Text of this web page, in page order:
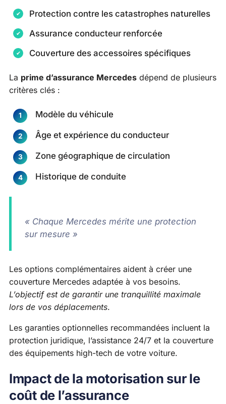
Protection contre les catastrophes naturelles
Assurance conducteur renforcée
Couverture des accessoires spécifiques
La prime d’assurance Mercedes dépend de plusieurs
critères clés :
Modèle du véhicule
Âge et expérience du conducteur
Zone géographique de circulation
Historique de conduite
« Chaque Mercedes mérite une protection
sur mesure »
Les options complémentaires aident à créer une
couverture Mercedes adaptée à vos besoins.
L’objectif est de garantir une tranquillité maximale
lors de vos déplacements.
Les garanties optionnelles recommandées incluent la
protection juridique, l’assistance 24/7 et la couverture
des équipements high-tech de votre voiture.
Impact de la motorisation sur le
coût de l’assurance